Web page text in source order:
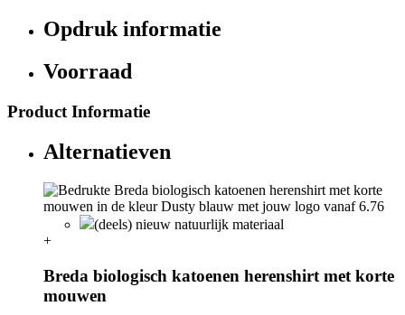
Opdruk informatie
Voorraad
Product Informatie
Alternatieven
(deels) nieuw natuurlijk materiaal
+
Breda biologisch katoenen herenshirt met korte
mouwen